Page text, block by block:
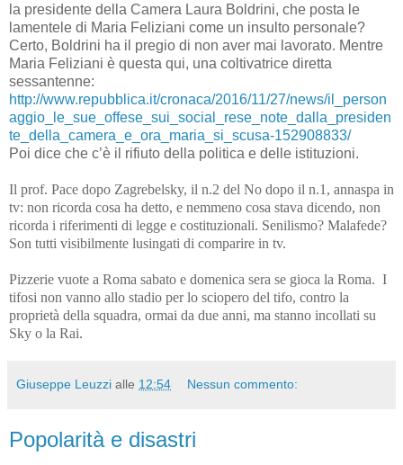
la presidente della Camera Laura Boldrini, che posta le
lamentele di Maria Feliziani come un insulto personale?
Certo, Boldrini ha il pregio di non aver mai lavorato. Mentre
Maria Feliziani è questa qui, una coltivatrice diretta
sessantenne:
http://www.repubblica.it/cronaca/2016/11/27/news/il_person
aggio_le_sue_offese_sui_social_rese_note_dalla_presiden
te_della_camera_e_ora_maria_si_scusa-152908833/
Poi dice che c’è il rifiuto della politica e delle istituzioni.
Il prof. Pace dopo Zagrebelsky, il n.2 del No dopo il n.1, annaspa in
tv: non ricorda cosa ha detto, e nemmeno cosa stava dicendo, non
ricorda i riferimenti di legge e costituzionali. Senilismo? Malafede?
Son tutti visibilmente lusingati di comparire in tv.
Pizzerie vuote a Roma sabato e domenica sera se gioca la Roma. I
tifosi non vanno allo stadio per lo sciopero del tifo, contro la
proprietà della squadra, ormai da due anni, ma stanno incollati su
Sky o la Rai.
Giuseppe Leuzzi alle 12:54 Nessun commento:
Popolarità e disastri